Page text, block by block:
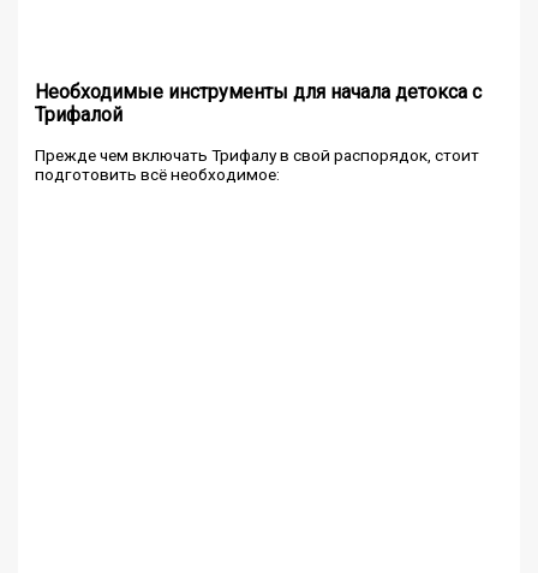
Необходимые инструменты для начала детокса с
Трифалой
Прежде чем включать Трифалу в свой распорядок, стоит
подготовить всё необходимое: